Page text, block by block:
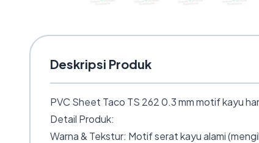
Deskripsi Produk
PVC Sheet Taco TS 262 0.3 mm motif kayu
Detail Produk:
Warna & Tekstur: Motif serat kayu alami